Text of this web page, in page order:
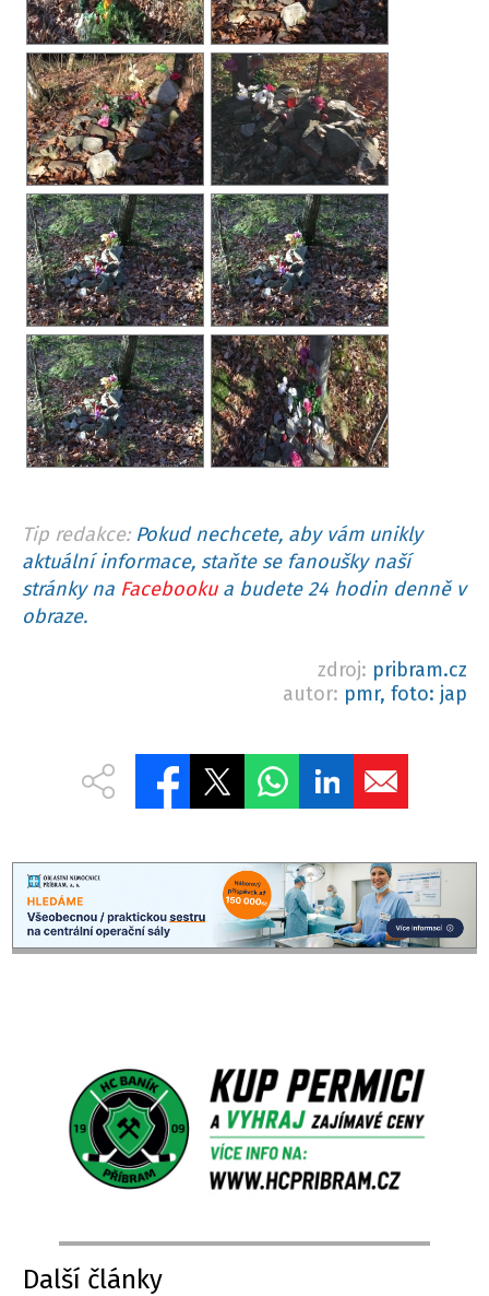
Tip redakce: Pokud nechcete, aby vám unikly
aktuální informace, staňte se fanoušky naší
stránky na Facebookua budete 24 hodin denně v
obraze.
zdroj: pribram.cz
autor: pmr, foto: jap
Další články